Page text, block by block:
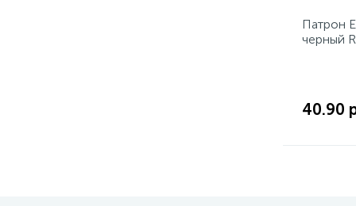
Патрон
черный
40.90